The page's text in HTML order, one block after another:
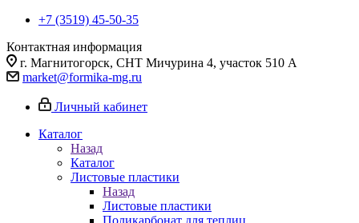
+7 (3519) 45-50-35
Контактная информация
г. Магнитогорск, СНТ Мичурина 4, участок 510 А
market@formika-mg.ru
Личный кабинет
Каталог
Назад
Каталог
Листовые пластики
Назад
Листовые пластики
Поликарбонат для теплиц